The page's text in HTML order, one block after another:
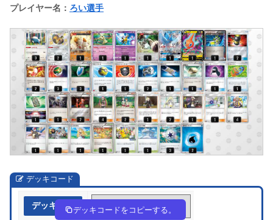
プレイヤー名： ろい選手
デッキコード
デッキ作成 g9NQng-zfnpte-NngnLg
デッキコードをコピーする。